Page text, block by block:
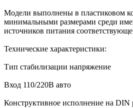
Модели выполнены в пластиковом
минимальными размерами среди
источников питания
Технические характеристики:
Тип стабилизации напряжение
Вход 110/220В авто
Конструктивное исполнение на DIN